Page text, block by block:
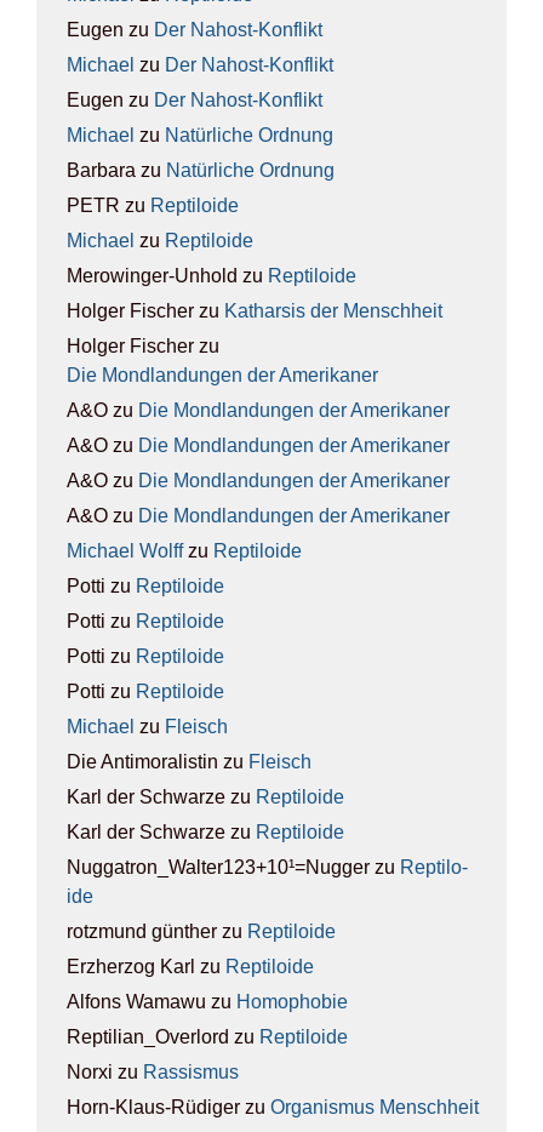
Eugen zu Der Nah­ost-Kon­flikt
Michael zu Der Nah­ost-Kon­flikt
Eugen zu Der Nah­ost-Kon­flikt
Michael zu Natür­li­che Ord­nung
Barbara zu Natür­li­che Ord­nung
PETR zu Rep­ti­lo­ide
Michael zu Rep­ti­lo­ide
Merowinger-Unhold zu Rep­ti­lo­ide
Holger Fischer zu Kathar­sis der Mensch­heit
Holger Fischer zu
Die Mond­lan­dun­gen der Ame­ri­ka­ner
A&O zu Die Mond­lan­dun­gen der Ame­ri­ka­ner
A&O zu Die Mond­lan­dun­gen der Ame­ri­ka­ner
A&O zu Die Mond­lan­dun­gen der Ame­ri­ka­ner
A&O zu Die Mond­lan­dun­gen der Ame­ri­ka­ner
Michael Wolffzu Rep­ti­lo­ide
Potti zu Rep­ti­lo­ide
Potti zu Rep­ti­lo­ide
Potti zu Rep­ti­lo­ide
Potti zu Rep­ti­lo­ide
Michael zu Fleisch
Die Antimoralistin zu Fleisch
Karl der Schwarze zu Rep­ti­lo­ide
Karl der Schwarze zu Rep­ti­lo­ide
Nuggatron_Walter123+10¹=Nugger zu Rep­ti­lo­
ide
rotzmund günther zu Rep­ti­lo­ide
Erzherzog Karl zu Rep­ti­lo­ide
Alfons Wamawu zu Homo­pho­bie
Reptilian_Overlord zu Rep­ti­lo­ide
Norxi zu Ras­sis­mus
Horn-Klaus-Rüdiger zu Orga­nis­mus Mensch­heit